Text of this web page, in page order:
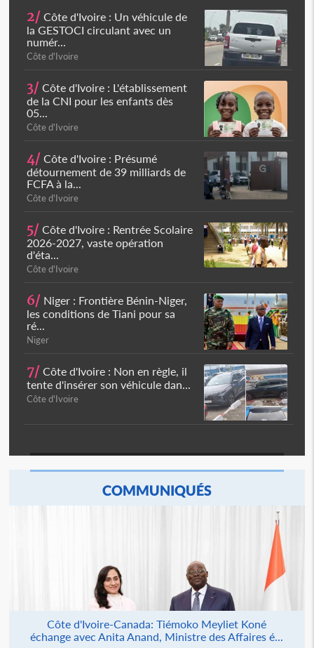
2/ Côte d'Ivoire : Un véhicule de
la GESTOCI circulant avec un
numér...
Côte d'Ivoire
3/ Côte d'Ivoire : L'établissement
de la CNI pour les enfants dès
05...
Côte d'Ivoire
4/ Côte d'Ivoire : Présumé
détournement de 39 milliards de
FCFA à la...
Côte d'Ivoire
5/ Côte d'Ivoire : Rentrée Scolaire
2026-2027, vaste opération
d'éta...
Côte d'Ivoire
6/ Niger : Frontière Bénin-Niger,
les conditions de Tiani pour sa
ré...
Niger
7/ Côte d'Ivoire : Non en règle, il
tente d'insérer son véhicule dan...
Côte d'Ivoire
COMMUNIQUÉS
Côte d'Ivoire-Canada: Tiémoko Meyliet Koné
échange avec Anita Anand, Ministre des Affaires é...